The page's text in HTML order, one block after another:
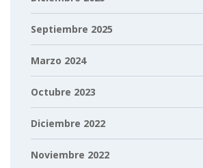
Septiembre 2025
Marzo 2024
Octubre 2023
Diciembre 2022
Noviembre 2022